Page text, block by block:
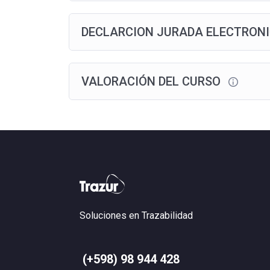
DECLARCION JURADA
VALORACIÓN DEL CURSO
Soluciones en Trazabilidad
(+598) 98 944 428